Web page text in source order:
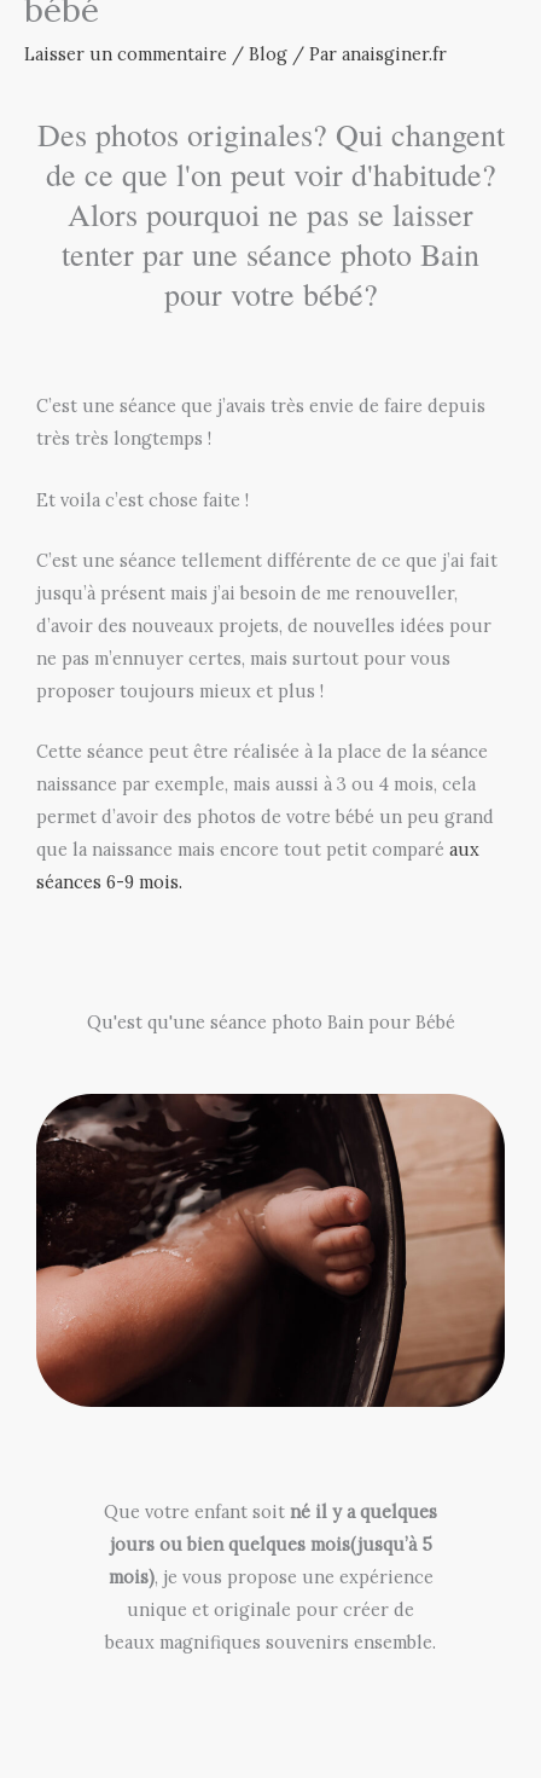
bébé
Laisser un commentaire / Blog / Par anaisginer.fr
Des photos originales? Qui changent
de ce que l'on peut voir d'habitude?
Alors pourquoi ne pas se laisser
tenter par une séance photo Bain
pour votre bébé?
C’est une séance que j’avais très envie de faire depuis
très très longtemps !
Et voila c’est chose faite !
C’est une séance tellement différente de ce que j’ai fait
jusqu’à présent mais j’ai besoin de me renouveller,
d’avoir des nouveaux projets, de nouvelles idées pour
ne pas m’ennuyer certes, mais surtout pour vous
proposer toujours mieux et plus !
Cette séance peut être réalisée à la place de la séance
naissance par exemple, mais aussi à 3 ou 4 mois, cela
permet d’avoir des photos de votre bébé un peu grand
que la naissance mais encore tout petit comparé aux
séances 6-9 mois.
Qu'est qu'une séance photo Bain pour Bébé
Que votre enfant soit né il y a quelques
jours ou bien quelques mois(jusqu’à 5
mois), je vous propose une expérience
unique et originale pour créer de
beaux magnifiques souvenirs ensemble.